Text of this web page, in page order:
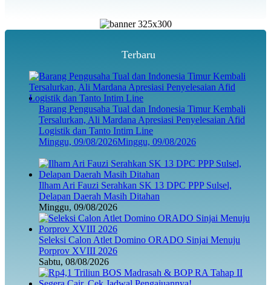
Terbaru
Barang Pengusaha Tual dan Indonesia Timur Kembali
Tersalurkan, Ali Mardana Apresiasi Penyelesaian Afid
Logistik dan Tanto Intim Line
Minggu, 09/08/2026Minggu, 09/08/2026
Ilham Ari Fauzi Serahkan SK 13 DPC PPP Sulsel,
Delapan Daerah Masih Ditahan
Minggu, 09/08/2026
Seleksi Calon Atlet Domino ORADO Sinjai Menuju
Porprov XVIII 2026
Sabtu, 08/08/2026